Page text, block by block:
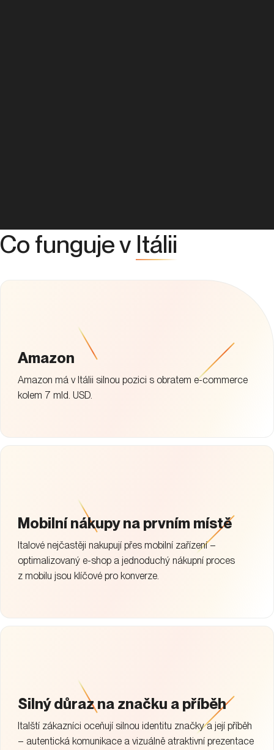
Co funguje v Itálii
Amazon
Amazon má v Itálii silnou pozici s obratem e-commerce
kolem 7 mld. USD.
Mobilní nákupy na prvním místě
Italové nejčastěji nakupují přes mobilní zařízení –
optimalizovaný e-shop a jednoduchý nákupní proces
z mobilu jsou klíčové pro konverze.
Silný důraz na značku a příběh
Italští zákazníci oceňují silnou identitu značky a její příběh
– autentická komunikace a vizuálně atraktivní prezentace